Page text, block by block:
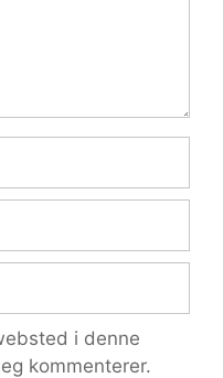
i denne
kommenterer.